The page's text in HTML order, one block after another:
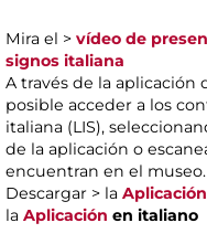
Mira el > vídeo de
signos italiana
A través de la
posible acceder a los
italiana (LIS),
de la aplicación o
encuentran en el museo.
Descargar > la Aplicación
la Aplicación en italiano